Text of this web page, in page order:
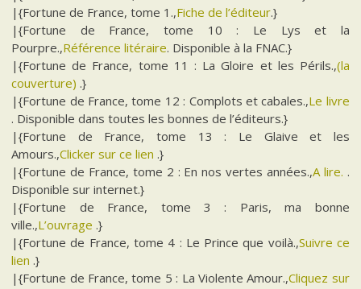
|{Fortune de France, tome 1.,Fiche de l’éditeur.}
|{Fortune de France, tome 10 : Le Lys et la
Pourpre.,Référence litéraire. Disponible à la FNAC.}
|{Fortune de France, tome 11 : La Gloire et les Périls.,(la
couverture) .}
|{Fortune de France, tome 12 : Complots et cabales.,Le livre
. Disponible dans toutes les bonnes de l’éditeurs.}
|{Fortune de France, tome 13 : Le Glaive et les
Amours.,Clicker sur ce lien .}
|{Fortune de France, tome 2 : En nos vertes années.,A lire. .
Disponible sur internet.}
|{Fortune de France, tome 3 : Paris, ma bonne
ville.,L’ouvrage .}
|{Fortune de France, tome 4 : Le Prince que voilà.,Suivre ce
lien .}
|{Fortune de France, tome 5 : La Violente Amour.,Cliquez sur